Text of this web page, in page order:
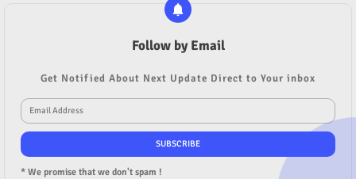
Follow by Email
Get Notified About Next Update Direct to Your inbox
* We promise that we don't spam !